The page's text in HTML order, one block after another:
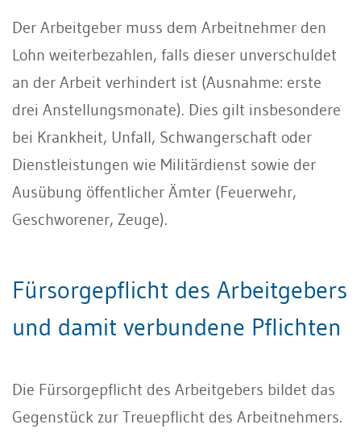
Der Arbeitgeber muss dem Arbeitnehmer den
Lohn weiterbezahlen, falls dieser unverschuldet
an der Arbeit verhindert ist (Ausnahme: erste
drei Anstellungsmonate). Dies gilt insbesondere
bei Krankheit, Unfall, Schwangerschaft oder
Dienstleistungen wie Militärdienst sowie der
Ausübung öffentlicher Ämter (Feuerwehr,
Geschworener, Zeuge).
Fürsorgepflicht des Arbeitgebers
und damit verbundene Pflichten
Die Fürsorgepflicht des Arbeitgebers bildet das
Gegenstück zur Treuepflicht des Arbeitnehmers.